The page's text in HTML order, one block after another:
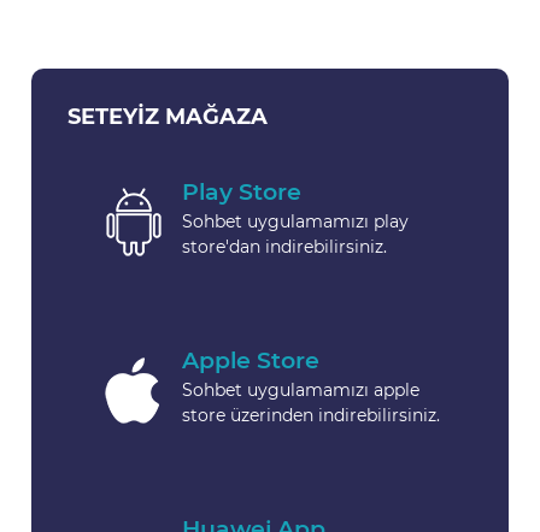
SETEYIZ MAĞAZA
Play Store
Sohbet uygulamamızı play
store'dan indirebilirsiniz.
Apple Store
Sohbet uygulamamızı apple
store üzerinden indirebilirsiniz.